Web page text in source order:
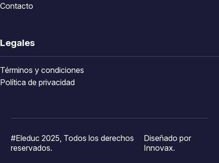
Contacto
Legales
Términos y condiciones
Política de privacidad
#Eleduc 2025, Todos los derechos
reservados.
Diseñado por
Innovax.